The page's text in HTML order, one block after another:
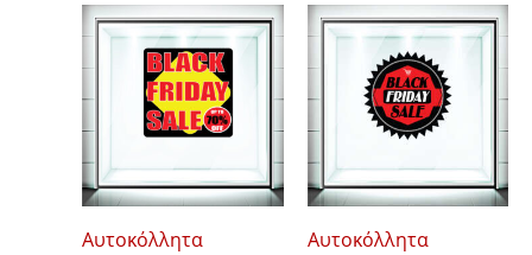
Αυτοκόλλητα
Price
range:
through
18,00 €
Αυτό
το
προϊόν
έχει
πολλαπλές
παραλλαγές.
Οι
Αυτοκόλλητα
Price
range:
through
18,00 €
Αυτό
το
προϊόν
έχει
πολλαπλές
Οι